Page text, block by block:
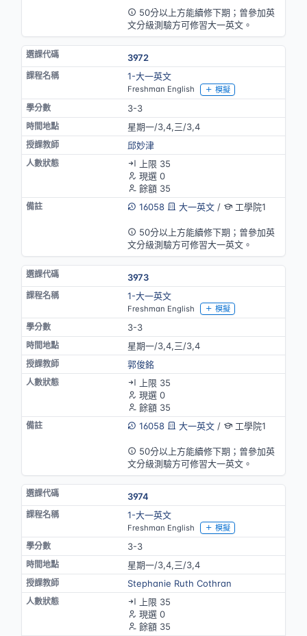
50分以上方能續修下期；曾參加英
文分級測驗方可修習大一英文。
3972
1-大一英文
Freshman English 模擬
3-3
星期一/3,4,三/3,4
邱妙津
上限 35
現選 0
餘額 35
16058
大一英文/ 工學院1
50分以上方能續修下期；曾參加英
文分級測驗方可修習大一英文。
3973
1-大一英文
Freshman English 模擬
3-3
星期一/3,4,三/3,4
郭俊銘
上限 35
現選 0
餘額 35
16058
大一英文/ 工學院1
50分以上方能續修下期；曾參加英
文分級測驗方可修習大一英文。
3974
1-大一英文
Freshman English 模擬
3-3
星期一/3,4,三/3,4
Stephanie Ruth Cothran
上限 35
現選 0
餘額 35